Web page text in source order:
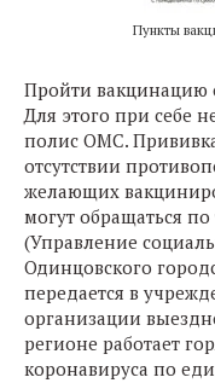
Пункты
Пройти вакцинацию
Для этого при себе
полис ОМС.
отсутствии
желающих
могут обращаться
(Управление
Одинцовского
передается в
организации
регионе работает
коронавируса по